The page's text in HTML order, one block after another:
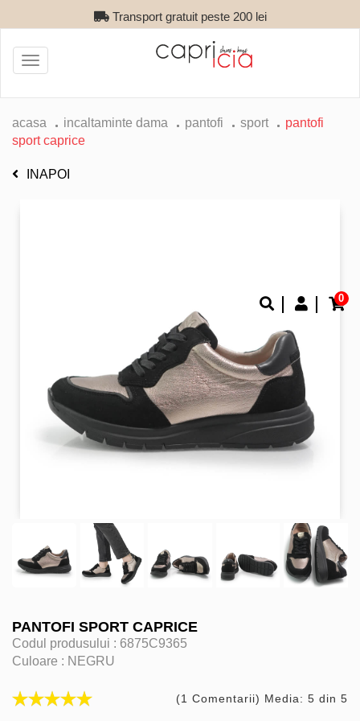
Transport gratuit peste 200 lei
0
Toggle
navigation
acasa incaltaminte dama pantofi sport
pantofi
sport caprice
INAPOI
PANTOFI SPORT CAPRICE
Codul produsului : 6875C9365
Culoare : NEGRU
(1 Comentarii) Media: 5 din 5